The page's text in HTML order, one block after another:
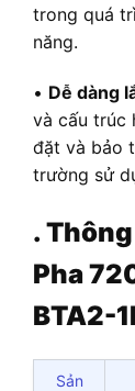
trong quá
năng.
• Dễ dàng
và cấu trúc
đặt và bảo
trường sử
.
Pha
BTA2-
Sản